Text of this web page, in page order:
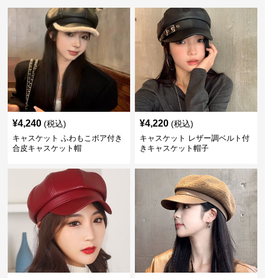
¥4,240 (税込)
キャスケット ふわもこボア付き
合皮キャスケット帽
¥4,220 (税込)
キャスケット レザー調ベルト付
きキャスケット帽子